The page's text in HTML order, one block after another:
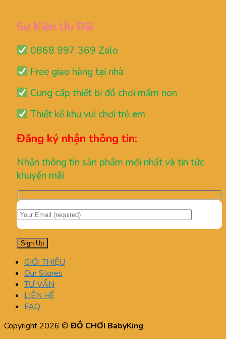
Sự Kiện Ưu Đãi
0868 997 369 Zalo
Free giao hàng tại nhà
Cung cấp thiết bị đồ chơi mầm non
Thiết kế khu vui chơi trẻ em
Đăng ký nhận thông tin:
Nhận thông tin sản phẩm mới nhất và tin tức
khuyến mãi
GIỚI THIỆU
Our Stores
TƯ VẤN
LIÊN HỆ
FAQ
Copyright 2026 ©ĐỒ CHƠI BabyKing